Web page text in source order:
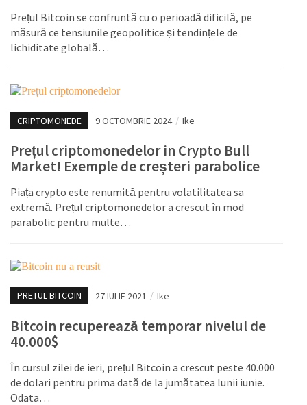
Prețul Bitcoin se confruntă cu o perioadă dificilă, pe
măsură ce tensiunile geopolitice și tendințele de
lichiditate globală…
CRIPTOMONEDE 9 OCTOMBRIE 2024 / Ike
Prețul criptomonedelor in Crypto Bull
Market! Exemple de creșteri parabolice
Piața crypto este renumită pentru volatilitatea sa
extremă. Prețul criptomonedelor a crescut în mod
parabolic pentru multe…
PRETUL BITCOIN 27 IULIE 2021 / Ike
Bitcoin recuperează temporar nivelul de
40.000$
În cursul zilei de ieri, prețul Bitcoin a crescut peste 40.000
de dolari pentru prima dată de la jumătatea lunii iunie.
Odata…